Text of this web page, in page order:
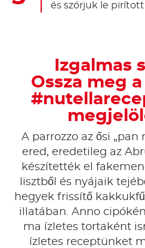
és szórjuk le
Izgalmas
Ossza meg
A parrozzo az ősi „pan
ered, eredetileg az
készítették el
lisztből és nyájaik
hegyek frissítő
illatában. Anno
ma ízletes tortaként
ízletes receptünket